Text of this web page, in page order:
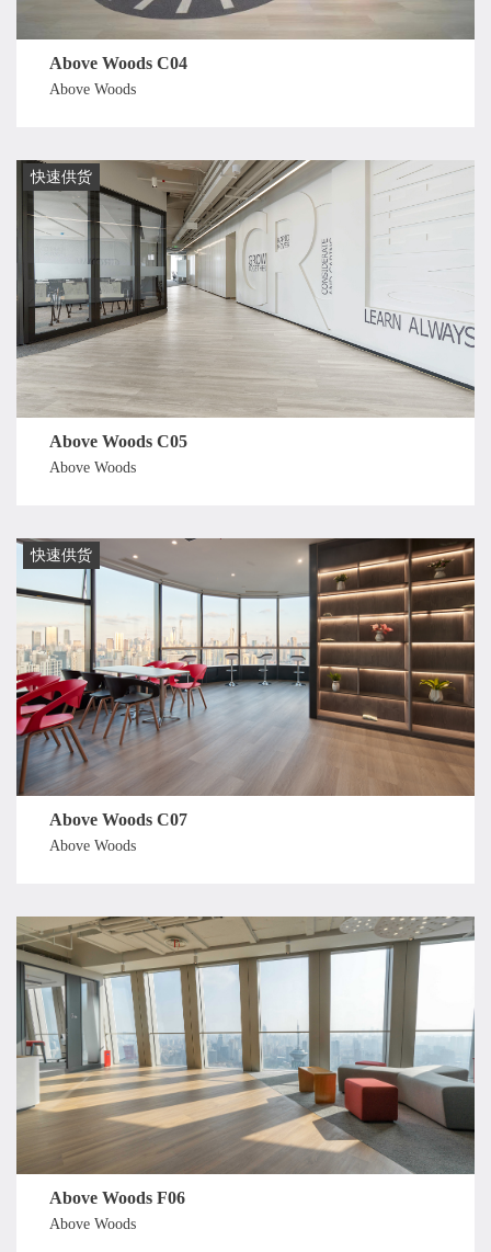
Above Woods C04
Above Woods
快速供货
Above Woods C05
Above Woods
快速供货
Above Woods C07
Above Woods
Above Woods F06
Above Woods